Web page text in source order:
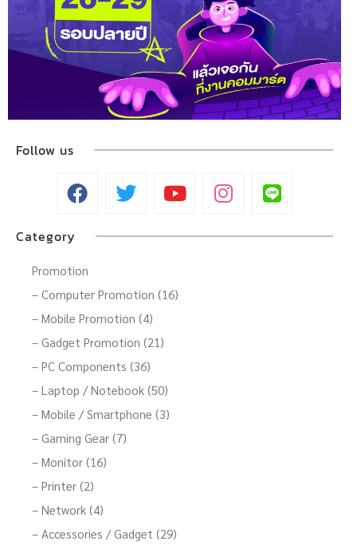
Follow us
Category
Promotion
– Computer Promotion (16)
– Mobile Promotion (4)
– Gadget Promotion (21)
– PC Components (36)
– Laptop / Notebook (50)
– Mobile / Smartphone (3)
– Gaming Gear (7)
– Monitor (16)
– Printer (2)
– Network (4)
– Accessories / Gadget (29)